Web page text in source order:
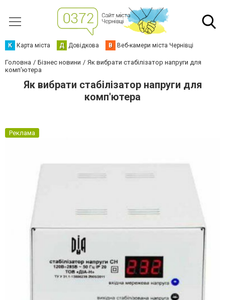
К Карта міста Д Довідкова В Веб-камери міста Чернівці
Головна Бізнес новини
Як вибрати стабілізатор напруги для
комп'ютера
Як вибрати стабілізатор напруги для
комп'ютера
Реклама